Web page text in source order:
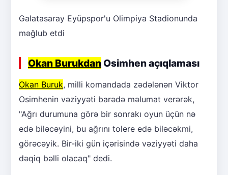
Galatasaray Eyüpspor'u Olimpiya Stadionunda
məğlub etdi
Okan Burukdan Osimhen açıqlaması
Okan Buruk, milli komandada zədələnən Viktor
Osimhenin vəziyyəti barədə məlumat verərək,
"Ağrı durumuna görə bir sonrakı oyun üçün nə
edə biləcəyini, bu ağrını tolere edə biləcəkmi,
görəcəyik. Bir-iki gün içərisində vəziyyəti daha
dəqiq bəlli olacaq" dedi.